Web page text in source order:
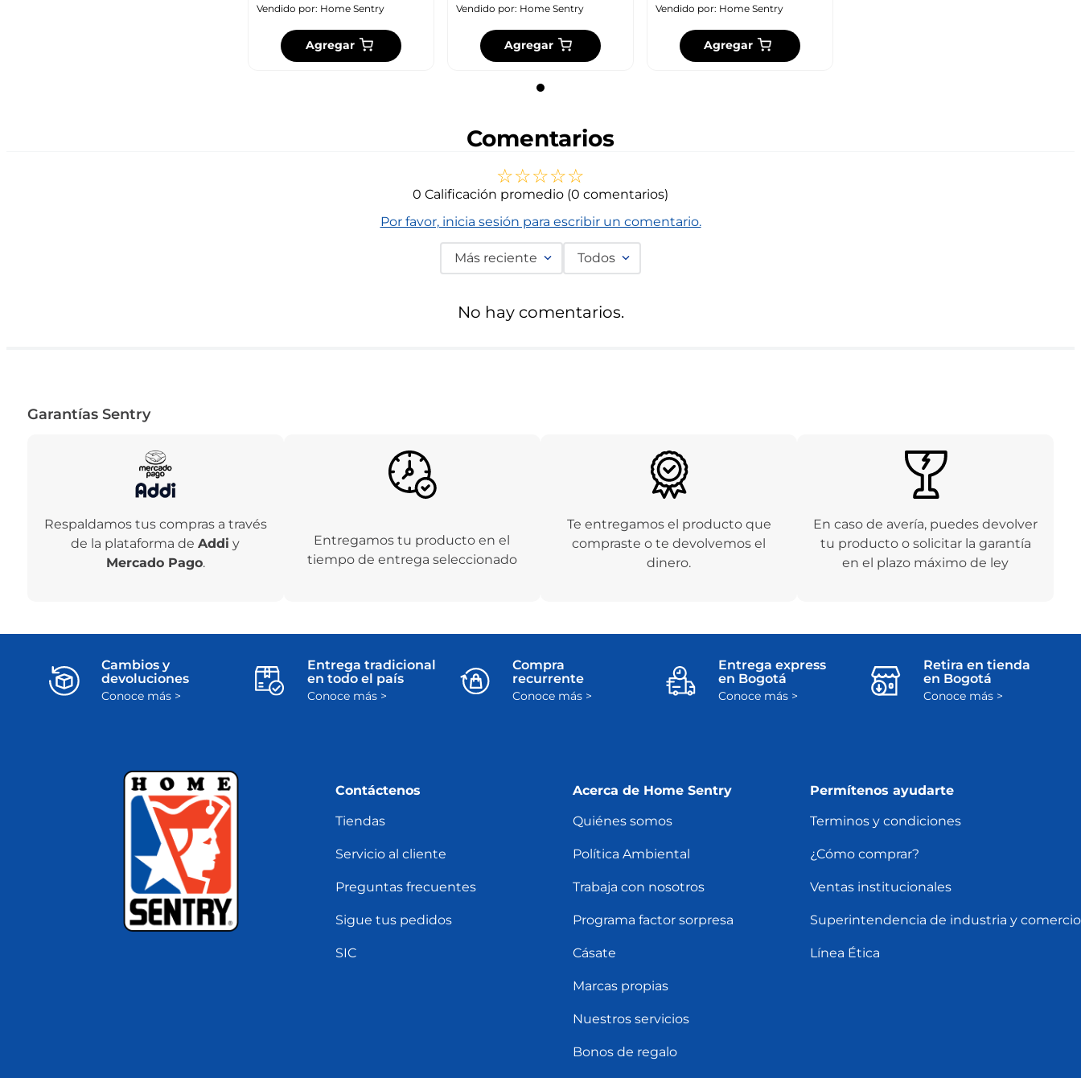
Vendido por: Home Sentry
Agregar
Vendido por: Home Sentry
Agregar
Vendido por: Home Sentry
Agregar
Comentarios
☆☆☆☆☆
0 Calificación promedio (0 comentarios)
Por favor, inicia sesión para escribir un comentario.
Más reciente Todos
No hay comentarios.
Garantías Sentry
Respaldamos tus compras a través
de la plataforma deAddi y
Mercado Pago.
Entregamos tu producto en el
tiempo de entrega seleccionado
Te entregamos el producto que
compraste o te devolvemos el
dinero.
En caso de avería, puedes devolver
tu producto o solicitar la garantía
en el plazo máximo de ley
Cambios y
devoluciones
Conoce más >
Entrega tradicional
en todo el país
Conoce más >
Compra
recurrente
Conoce más >
Entrega express
en Bogotá
Conoce más >
Retira en tienda
en Bogotá
Conoce más >
Contáctenos
Tiendas
Servicio al cliente
Preguntas frecuentes
Sigue tus pedidos
SIC
Acerca de Home Sentry
Quiénes somos
Política Ambiental
Trabaja con nosotros
Programa factor sorpresa
Cásate
Marcas propias
Nuestros servicios
Bonos de regalo
Permítenos ayudarte
Terminos y condiciones
¿Cómo comprar?
Ventas institucionales
Superintendencia de industria y comercio
Línea Ética